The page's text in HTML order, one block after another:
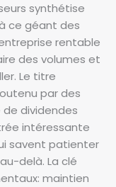
synthétise
ce géant des
rentable
des volumes et
Le titre
par des
dividendes
intéressante
savent patienter
delà. La clé
maintien